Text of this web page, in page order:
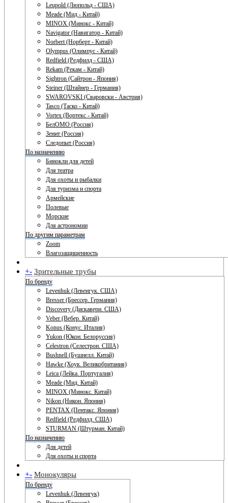
Leupold (Люпольд - США)
Meade (Мид - Китай)
MINOX (Минокс - Китай)
Navigator (Навигатор - Китай)
Norbert (Норберт - Китай)
Olympus (Олимпус - Китай)
Redfield (Редфилд - США)
Rekam (Рекам - Китай)
Sightron (Сайтрон - Япония)
Steiner (Штайнер - Германия)
SWAROVSKI (Сваровски - Австрия)
Tasco (Таско - Китай)
Vortex (Вортекс - Китай)
БелОМО (Россия)
Зенит (Россия)
Следопыт (Россия)
По назначению
Бинокли для детей
Для театра
Для охоты и рыбалки
Для туризма и спорта
Армейские
Полевые
Морские
Для астрономии
По другим параметрам
Zoom
Влагозащищенность
+- Зрительные трубы
По бренду
Levenhuk (Левенгук. США)
Bresser (Брессер. Германия)
Discovery (Дискавери. США)
Veber (Вебер. Китай)
Konus (Конус. Италия)
Yukon (Юкон. Белоруссия)
Celestron (Селестрон. США)
Bushnell (Бушнелл. Китай)
Hawke (Хоук. Великобритания)
Leica (Лейка. Португалия)
Meade (Мид. Китай)
MINOX (Минокс. Китай)
Nikon (Никон. Япония)
PENTAX (Пентакс. Япония)
Redfield (Редфилд. США)
STURMAN (Штурман. Китай)
По назначению
Для детей
Для охоты и спорта
+- Монокуляры
По бренду
Levenhuk (Левенгук)